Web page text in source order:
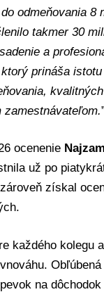
odmeňovania 8
takmer 30
a
prináša
”
ocenenie
už po
získal
každého kolegu
na